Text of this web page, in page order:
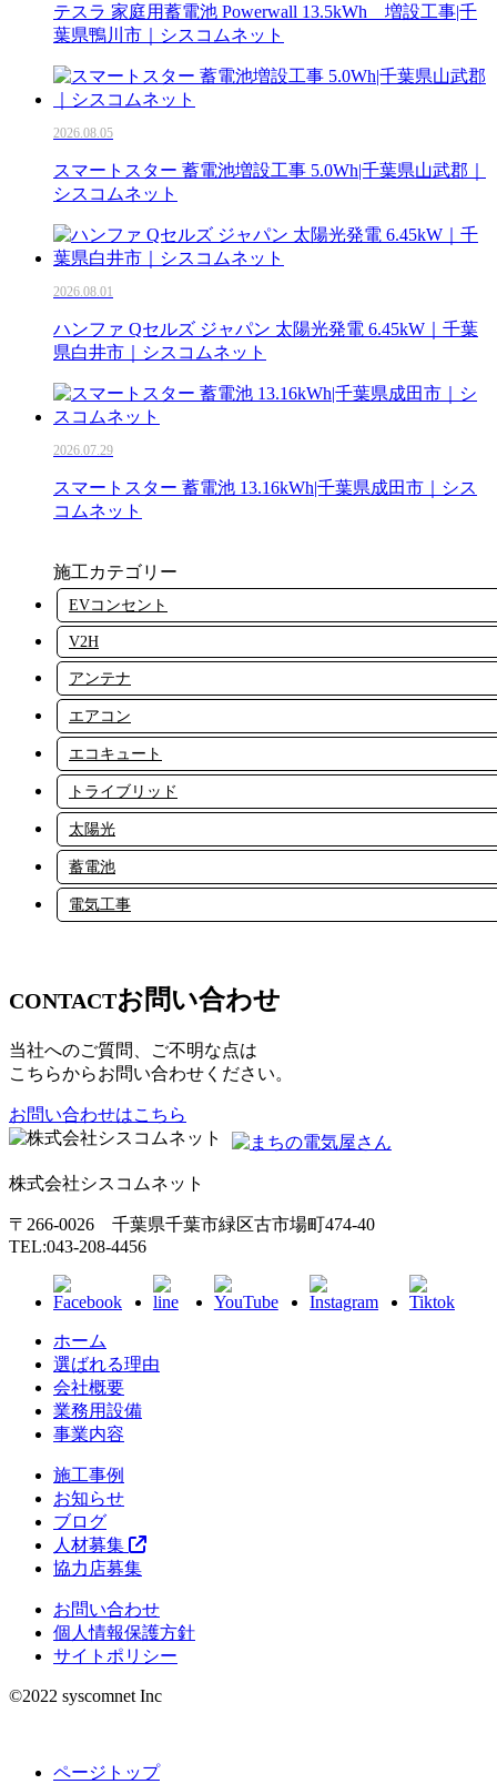
テスラ 家庭用蓄電池 Powerwall 13.5kWh 増設工事|千
葉県鴨川市｜シスコムネット
2026.08.05
スマートスター 蓄電池増設工事 5.0Wh|千葉県山武郡｜
シスコムネット
2026.08.01
ハンファ Qセルズ ジャパン 太陽光発電 6.45kW｜千葉
県白井市｜シスコムネット
2026.07.29
スマートスター 蓄電池 13.16kWh|千葉県成田市｜シス
コムネット
施工カテゴリー
EVコンセント
V2H
アンテナ
エアコン
エコキュート
トライブリッド
太陽光
蓄電池
電気工事
CONTACTお問い合わせ
当社へのご質問、ご不明な点は
こちらからお問い合わせください。
お問い合わせはこちら
株式会社シスコムネット
〒266-0026 千葉県千葉市緑区古市場町474-40
TEL:043-208-4456
ホーム
選ばれる理由
会社概要
業務用設備
事業内容
施工事例
お知らせ
ブログ
人材募集
協力店募集
お問い合わせ
個人情報保護方針
サイトポリシー
©︎2022 syscomnet Inc
ページトップ